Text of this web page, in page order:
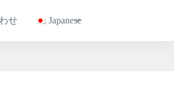
せ Japanese